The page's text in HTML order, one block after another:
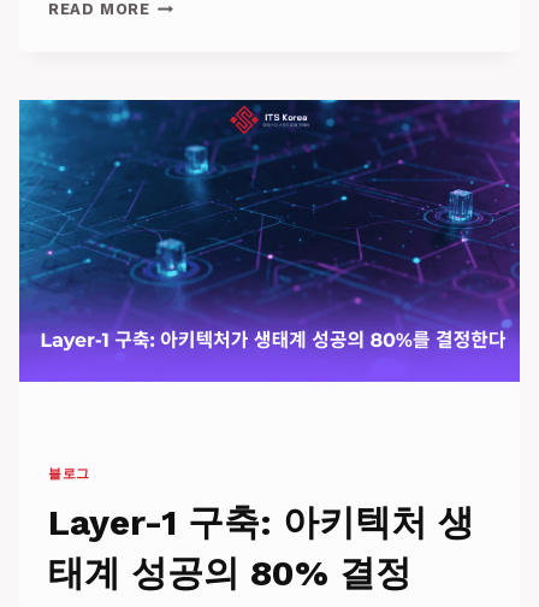
READ MORE
드
들
AI
타
트
업
에
서
무
확
보
를
블로그
Layer-1 구축: 아키텍처 생
태계 성공의 80% 결정